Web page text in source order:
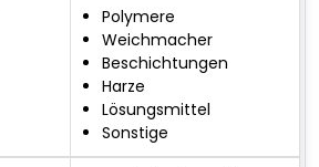
Polymere
Weichmacher
Beschichtungen
Harze
Lösungsmittel
Sonstige